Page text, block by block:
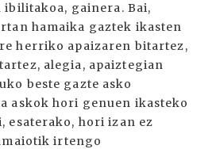
gainera. Bai,
hamaika gaztek ikasten
herriko apaizaren bitartez,
alegia, apaiztegian
beste gazte asko
askok hori genuen ikasteko
esaterako, hori izan ez
irtengo